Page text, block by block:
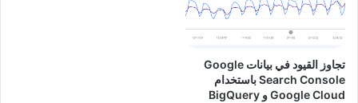
تجاوز القيود في بيانات Google
Search Console باستخدام
Google Cloud و BigQuery